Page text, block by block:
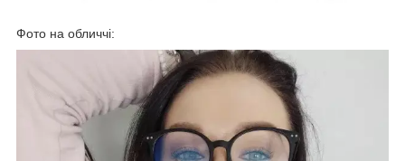
Фото на обличчі: